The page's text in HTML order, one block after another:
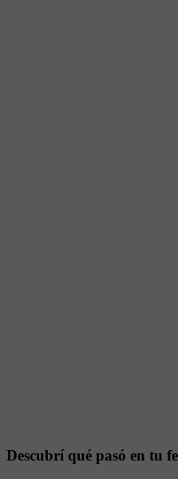
Descubrí qué pasó en tu